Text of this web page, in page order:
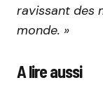
ravissant des
monde. »
A lire aussi